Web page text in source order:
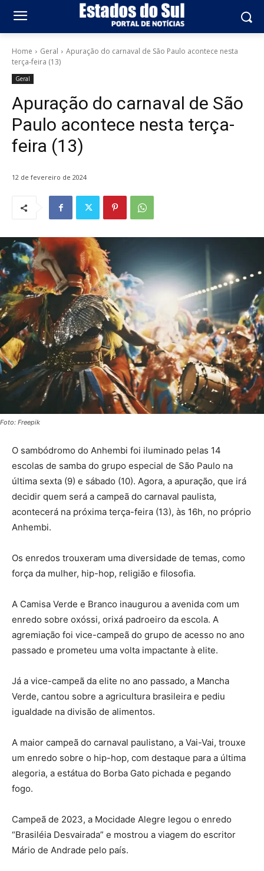
Home Geral
Apuração do carnaval de São Paulo acontece nesta
terça-feira (13)
Geral
Apuração do carnaval de São
Paulo acontece nesta terça-
feira (13)
12 de fevereiro de 2024
Foto: Freepik
O sambódromo do Anhembi foi iluminado pelas 14
escolas de samba do grupo especial de São Paulo na
última sexta (9) e sábado (10). Agora, a apuração, que irá
decidir quem será a campeã do carnaval paulista,
acontecerá na próxima terça-feira (13), às 16h, no próprio
Anhembi.
Os enredos trouxeram uma diversidade de temas, como
força da mulher, hip-hop, religião e filosofia.
A Camisa Verde e Branco inaugurou a avenida com um
enredo sobre oxóssi, orixá padroeiro da escola. A
agremiação foi vice-campeã do grupo de acesso no ano
passado e prometeu uma volta impactante à elite.
Já a vice-campeã da elite no ano passado, a Mancha
Verde, cantou sobre a agricultura brasileira e pediu
igualdade na divisão de alimentos.
A maior campeã do carnaval paulistano, a Vai-Vai, trouxe
um enredo sobre o hip-hop, com destaque para a última
alegoria, a estátua do Borba Gato pichada e pegando
fogo.
Campeã de 2023, a Mocidade Alegre legou o enredo
“Brasiléia Desvairada” e mostrou a viagem do escritor
Mário de Andrade pelo país.